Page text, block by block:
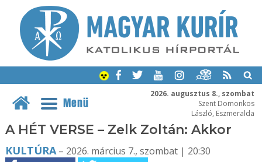
2026. augusztus 8., szombat
Szent Domonkos
László, Eszmeralda
Menü
A HÉT VERSE – Zelk Zoltán: Akkor
KULTÚRA– 2026. március 7., szombat | 20:30